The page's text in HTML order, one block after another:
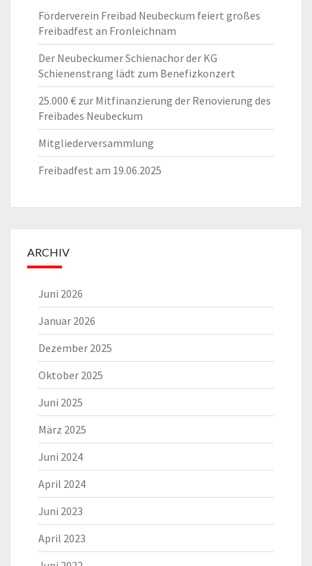
Förderverein Freibad Neubeckum feiert großes
Freibadfest an Fronleichnam
Der Neubeckumer Schienachor der KG
Schienenstrang lädt zum Benefizkonzert
25.000 € zur Mitfinanzierung der Renovierung des
Freibades Neubeckum
Mitgliederversammlung
Freibadfest am 19.06.2025
ARCHIV
Juni 2026
Januar 2026
Dezember 2025
Oktober 2025
Juni 2025
März 2025
Juni 2024
April 2024
Juni 2023
April 2023